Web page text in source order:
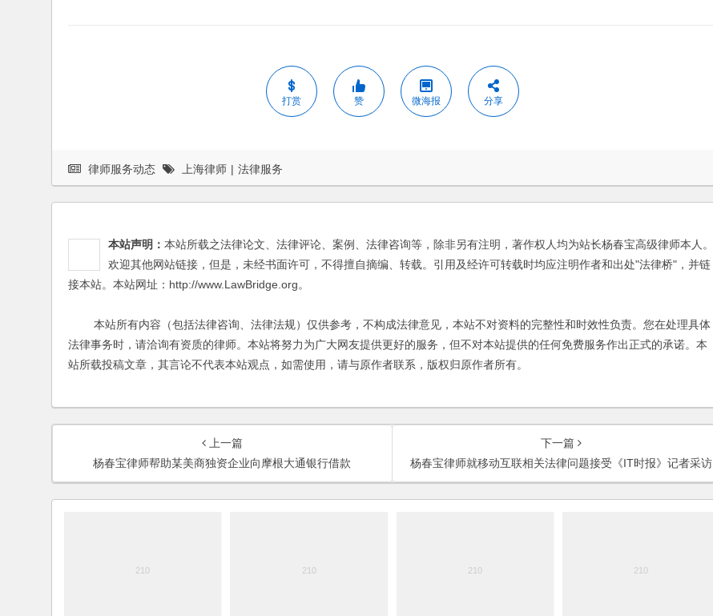
打赏 赞 微海报 分享
律师服务动态 上海律师 | 法律服务
本站声明： 本站所载之法律论文、法律评论、案例、法律咨询等，除非另有注明，著作权人均为站长杨春宝高级律师本人。
欢迎其他网站链接，但是，未经书面许可，不得擅自摘编、转载。引用及经许可转载时均应注明作者和出处"法律桥"，并链
接本站。本站网址：http://www.LawBridge.org。
本站所有内容（包括法律咨询、法律法规）仅供参考，不构成法律意见，本站不对资料的完整性和时效性负责。您在处理具体
法律事务时，请洽询有资质的律师。本站将努力为广大网友提供更好的服务，但不对本站提供的任何免费服务作出正式的承诺。本
站所载投稿文章，其言论不代表本站观点，如需使用，请与原作者联系，版权归原作者所有。
上一篇
杨春宝律师帮助某美商独资企业向摩根大通银行借款
下一篇
杨春宝律师就移动互联相关法律问题接受《IT时报》记者采访